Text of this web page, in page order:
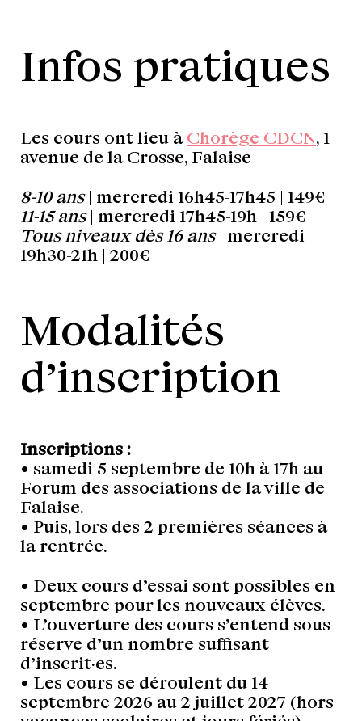
Infos pratiques
Les cours ont lieu à Chorège CDCN, 1
avenue de la Crosse, Falaise
8-10 ans | mercredi 16h45-17h45 | 149€
11-15 ans | mercredi 17h45-19h | 159€
Tous niveaux dès 16 ans| mercredi
19h30-21h | 200€
Modalités
d’inscription
Inscriptions :
• samedi 5 septembre de 10h à 17h au
Forum des associations de la ville de
Falaise.
• Puis, lors des 2 premières séances à
la rentrée.
• Deux cours d’essai sont possibles en
septembre pour les nouveaux élèves.
• L’ouverture des cours s’entend sous
réserve d’un nombre suffisant
d’inscrit·es.
• Les cours se déroulent du 14
septembre 2026 au 2 juillet 2027 (hors